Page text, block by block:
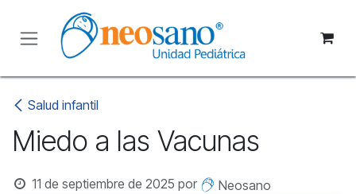
Ir al contenido
Salud infantil
Miedo a las Vacunas
11 de septiembre de 2025 por Neosano